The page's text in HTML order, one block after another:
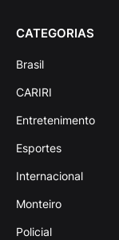
CATEGORIAS
Brasil
CARIRI
Entretenimento
Esportes
Internacional
Monteiro
Policial